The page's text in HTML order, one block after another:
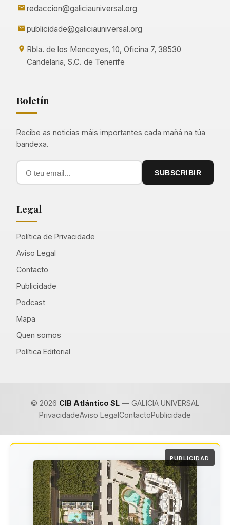
redaccion@galiciauniversal.org
publicidade@galiciauniversal.org
Rbla. de los Menceyes, 10, Oficina 7, 38530
Candelaria, S.C. de Tenerife
Boletín
Recibe as noticias máis importantes cada mañá na túa
bandexa.
SUBSCRIBIR
Legal
Política de Privacidade
Aviso Legal
Contacto
Publicidade
Podcast
Mapa
Quen somos
Política Editorial
© 2026 CIB Atlántico SL— GALICIA UNIVERSAL
PrivacidadeAviso LegalContactoPublicidade
PUBLICIDAD